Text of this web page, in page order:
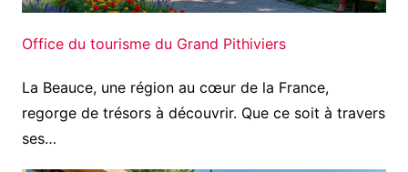
Office du tourisme du Grand Pithiviers
La Beauce, une région au cœur de la France,
regorge de trésors à découvrir. Que ce soit à travers
ses…